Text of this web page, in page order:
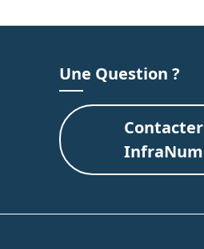
Une Question ?
Contacter
InfraNum